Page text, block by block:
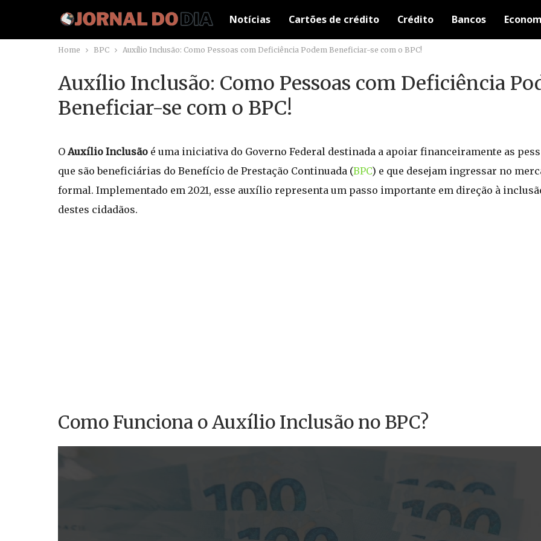
Notícias Cartões de crédito Crédito Bancos
Home BPC Auxílio Inclusão: Como Pessoas com Deficiência Podem Beneficiar-se com o BPC!
Auxílio Inclusão: Como Pessoas com Deficiência
Beneficiar-se com o BPC!
OAuxílio Inclusão é uma iniciativa do Governo Federal destinada a apoiar financeiramente as
que são beneficiárias do Benefício de Prestação Continuada (BPC) e que desejam ingressar no
formal. Implementado em 2021, esse auxílio representa um passo importante em direção à
destes cidadãos.
Como Funciona o Auxílio Inclusão no BPC?